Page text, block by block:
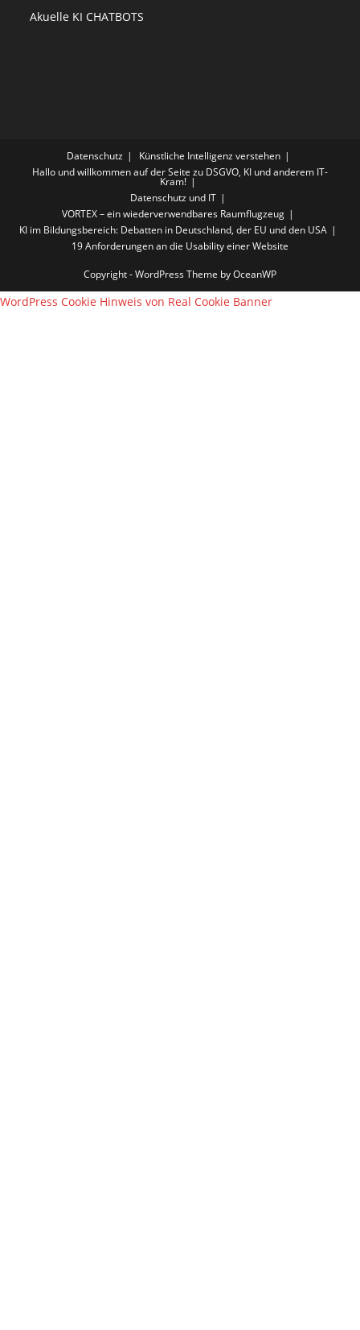
Akuelle KI CHATBOTS
Datenschutz
Künstliche Intelligenz verstehen
Hallo und willkommen auf der Seite zu DSGVO, KI und anderem IT-
Kram!
Datenschutz und IT
VORTEX – ein wiederverwendbares Raumflugzeug
KI im Bildungsbereich: Debatten in Deutschland, der EU und den USA
19 Anforderungen an die Usability einer Website
Copyright - WordPress Theme by OceanWP
WordPress Cookie Hinweis von Real Cookie Banner